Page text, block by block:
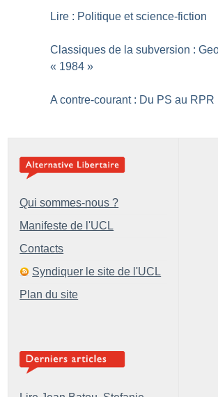
Lire : Politique et science-fiction
Classiques de la subversion :
« 1984 »
A contre-courant : Du PS au RPR
Qui sommes-nous ?
Manifeste de l'UCL
Contacts
Syndiquer le site de l'UCL
Plan du site